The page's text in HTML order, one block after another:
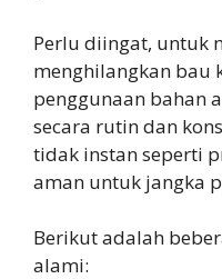
Perlu diingat, untuk
menghilangkan bau
penggunaan bahan
secara rutin dan
tidak instan seperti
aman untuk jangka
Berikut adalah
alami: